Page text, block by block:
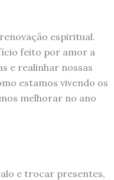
espiritual.
feito por amor a
e realinhar nossas
estamos vivendo os
melhorar no ano
e trocar presentes,